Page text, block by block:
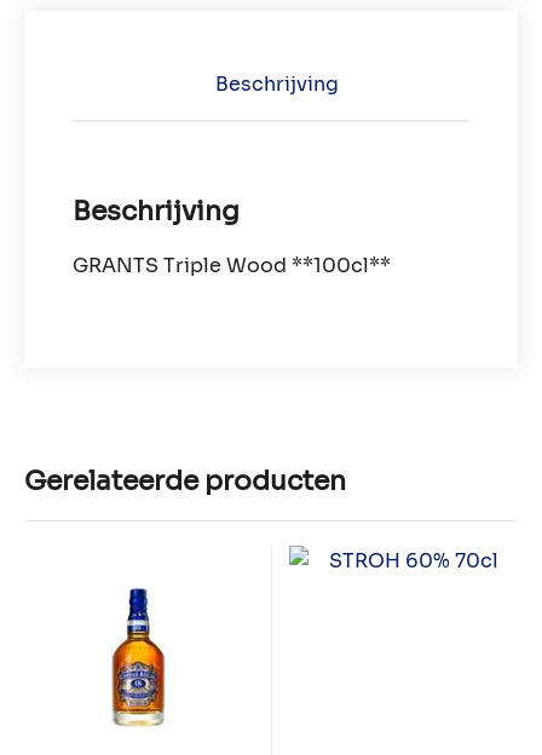
Beschrijving
Beschrijving
GRANTS Triple Wood **100cl**
Gerelateerde producten